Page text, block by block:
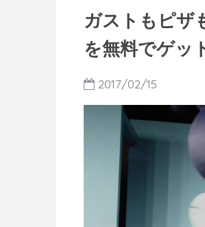
ガストもピザ
を無料でゲッ
2017/02/15